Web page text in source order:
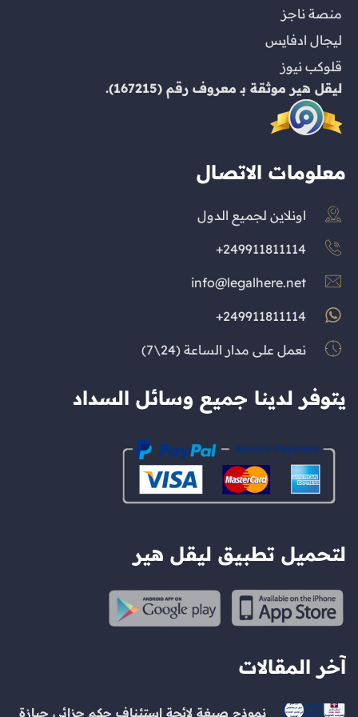
منصة ناجز
ليجال ادفايس
قلوكب نيوز
ليقل هير موثقة بـ معروف رقم (167215).
معلومات الاتصال
اونلاين لجميع الدول
249911811114+
info@legalhere.net
249911811114+
نعمل على مدار الساعة (24\7)
يتوفر لدينا جميع وسائل السداد
لتحميل تطبيق ليقل هير
آخر المقالات
نموذج صيغة لائحة استئناف حكم جزائي حيازة